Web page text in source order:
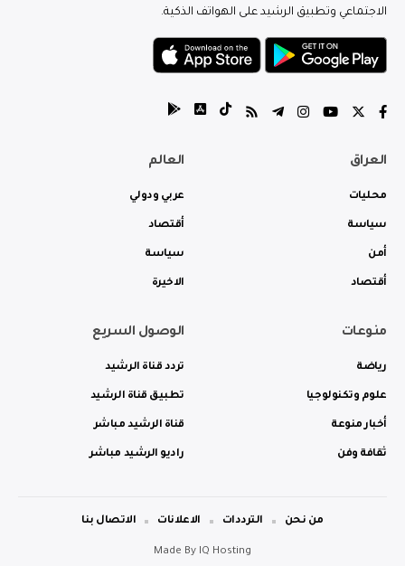
الاجتماعي وتطبيق الرشيد على الهواتف الذكية.
العراق
محليات
سياسة
أمن
أقتصاد
العالم
عربي ودولي
أقتصاد
سياسة
الاخيرة
منوعات
رياضة
علوم وتكنولوجيا
أخبار منوعة
ثقافة وفن
الوصول السريع
تردد قناة الرشيد
تطبيق قناة الرشيد
قناة الرشيد مباشر
راديو الرشيد مباشر
Made By IQ Hosting
من نحن الترددات الاعلانات الاتصال بنا